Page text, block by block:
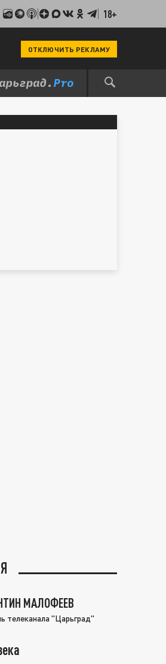
18+
ОТКЛЮЧИТЬ РЕКЛАМУ
МАЛОФЕЕВ
телеканала "Царьград"